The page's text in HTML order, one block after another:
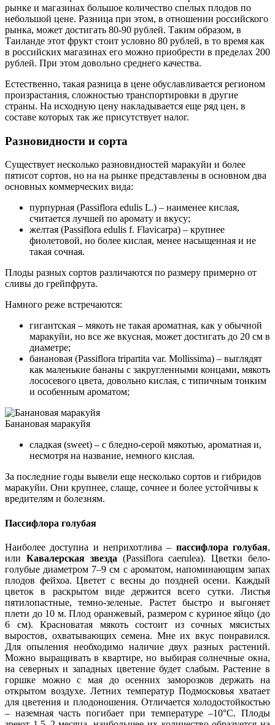
рынке и магазинах большое количество спелых плодов по
небольшой цене. Разница при этом, в отношении российского
рынка, может достигать 80-90 рублей. Таким образом, в
Таиланде этот фрукт стоит условно 80 рублей, в то время как
в российских магазинах его можно приобрести в пределах 200
рублей. При этом довольно среднего качества.
Естественно, такая разница в цене обуславливается регионом
произрастания, сложностью транспортировки в другие
страны. На исходную цену накладывается еще ряд цен, в
составе которых так же присутствует налог.
Разновидности и сорта
Существует несколько разновидностей маракуйи и более
пятисот сортов, но на на рынке представлены в основном два
основных коммерческих вида:
пурпурная (Passiflora edulis L.) – наименее кислая,
считается лучшей по аромату и вкусу;
желтая (Passiflora edulis f. Flavicarpa) – крупнее
фиолетовой, но более кислая, менее насыщенная и не
такая сочная.
Плоды разных сортов различаются по размеру примерно от
сливы до грейпфрута.
Намного реже встречаются:
гигантская – мякоть не такая ароматная, как у обычной
маракуйи, но все же вкусная, может достигать до 20 см в
диаметре;
банановая (Passiflora tripartita var. Mollissima) – выглядят
как маленькие бананы с закругленными концами, мякоть
лососевого цвета, довольно кислая, с типичным тонким
и особенным ароматом;
Банановая маракуйя
сладкая (sweet) – с бледно-серой мякотью, ароматная и,
несмотря на название, немного кислая.
За последние годы вывели еще несколько сортов и гибридов
маракуйи. Они крупнее, слаще, сочнее и более устойчивы к
вредителям и болезням.
Пассифлора голубая
Наиболее доступна и неприхотлива – пассифлора голубая,
или Кавалерская звезда (Passiflora caеrulea). Цветки бело-
голубые диаметром 7–9 см с ароматом, напоминающим запах
плодов фейхоа. Цветет с весны до поздней осени. Каждый
цветок в раскрытом виде держится всего сутки. Листья
пятилопастные, темно-зеленые. Растет быстро и выгоняет
плети до 10 м. Плод оранжевый, размером с куриное яйцо (до
6 см). Красноватая мякоть состоит из сочных мясистых
выростов, охватывающих семена. Мне их вкус понравился.
Для опыления необходимо наличие двух разных растений.
Можно выращивать в квартире, но выбирая солнечные окна,
на северных и западных цветение будет слабым. Растение в
горшке можно с мая до осенних заморозков держать на
открытом воздухе. Летних температур Подмосковья хватает
для цветения и плодоношения. Отличается холодостойкостью
– наземная часть погибает при температуре –10°С. Плоды